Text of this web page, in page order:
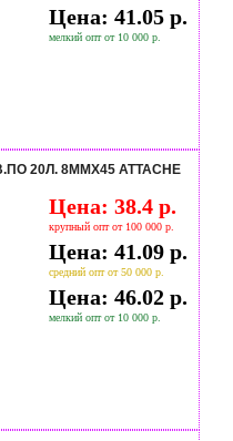
Цена: 41.05 р.
мелкий опт от 10 000 р.
20Л. 8ММХ45 ATTACHE
Цена: 38.4 р.
крупный опт от 100 000 р.
Цена: 41.09 р.
средний опт от 50 000 р.
Цена: 46.02 р.
мелкий опт от 10 000 р.